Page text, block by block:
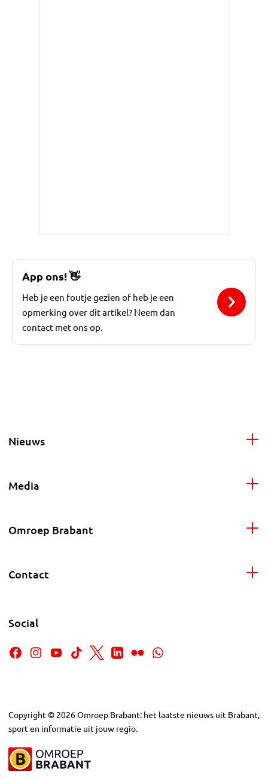
App ons!👋
Heb je een foutje gezien of heb je een
opmerking over dit artikel? Neem dan
contact met ons op.
Nieuws
Media
Omroep Brabant
Contact
Social
Copyright © 2026Omroep Brabant: het laatste nieuws uit Brabant,
sport en informatie uit jouw regio.